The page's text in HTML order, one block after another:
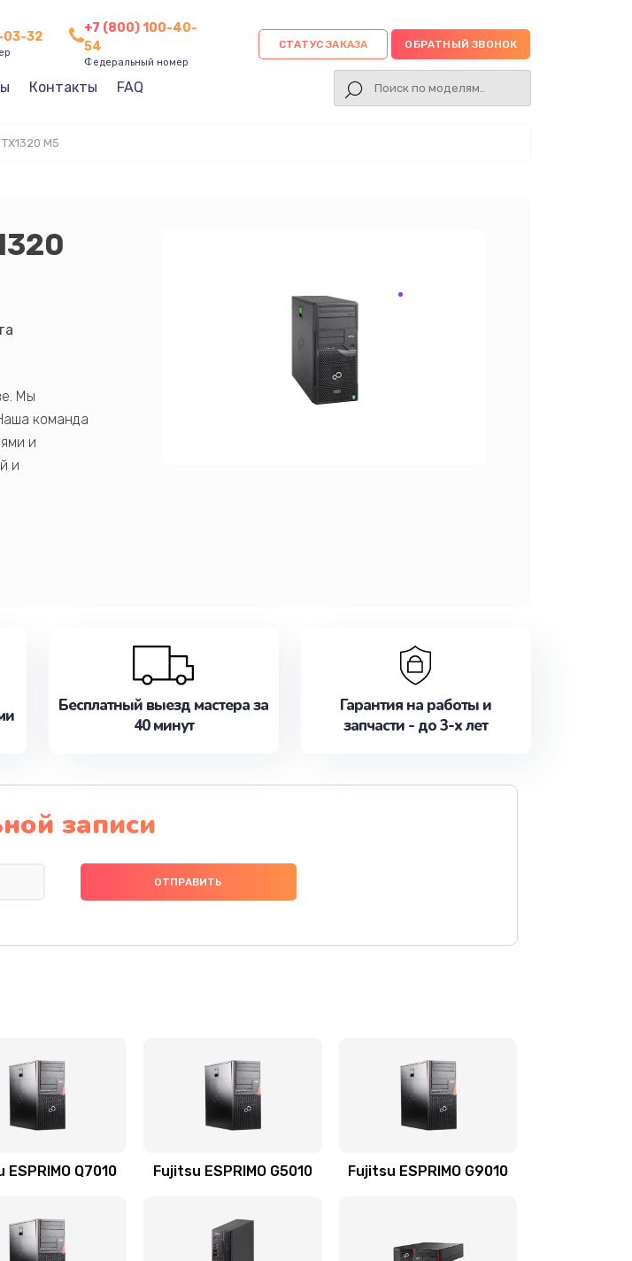
03-32
+7 (800) 100-40-
54
Федеральный номер
СТАТУС ЗАКАЗА ОБРАТНЫЙ ЗВОНОК
Контакты FAQ
M5
Мы
команда
и
и
а также
их
уже
Бесплатный выезд мастера за
40 минут
Гарантия на работы и
запчасти - до 3-х лет
записи
ESPRIMO Q7010 Fujitsu ESPRIMO G5010 Fujitsu ESPRIMO G9010